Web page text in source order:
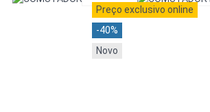
Preço exclusivo online
-40%
Novo